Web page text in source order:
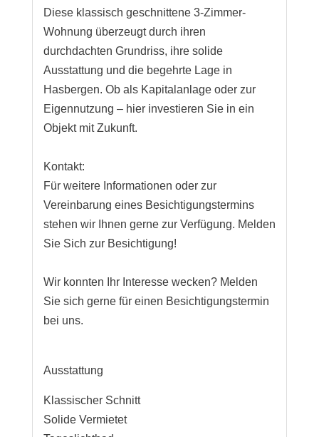
Diese klassisch geschnittene 3-Zimmer-
Wohnung überzeugt durch ihren
durchdachten Grundriss, ihre solide
Ausstattung und die begehrte Lage in
Hasbergen. Ob als Kapitalanlage oder zur
Eigennutzung – hier investieren Sie in ein
Objekt mit Zukunft.
Kontakt:
Für weitere Informationen oder zur
Vereinbarung eines Besichtigungstermins
stehen wir Ihnen gerne zur Verfügung. Melden
Sie Sich zur Besichtigung!
Wir konnten Ihr Interesse wecken? Melden
Sie sich gerne für einen Besichtigungstermin
bei uns.
Ausstattung
Klassischer Schnitt
Solide Vermietet